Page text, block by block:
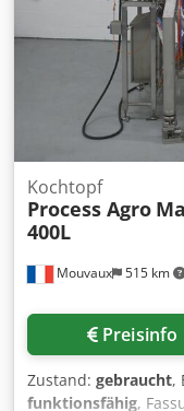
Mouvaux 515 km
Kochtopf
Process Agro
400L
Preisinfo
Zustand: gebraucht,
funktionsfähig,